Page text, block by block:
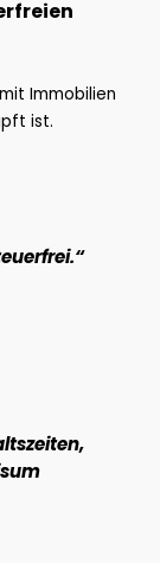
Immobilien
ist.